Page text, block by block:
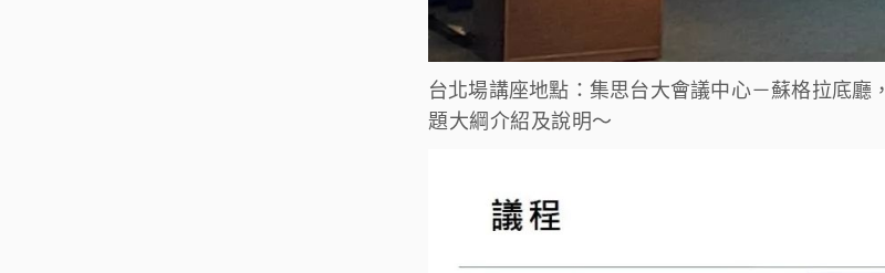
台北場講座地點：集思台大會議中心－蘇格拉底廳，
題大綱介紹及說明～